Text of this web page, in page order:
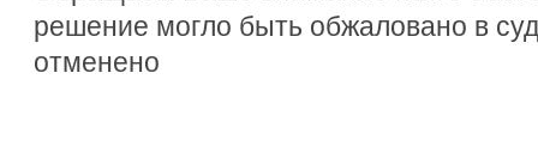
решение могло быть обжаловано в
отменено